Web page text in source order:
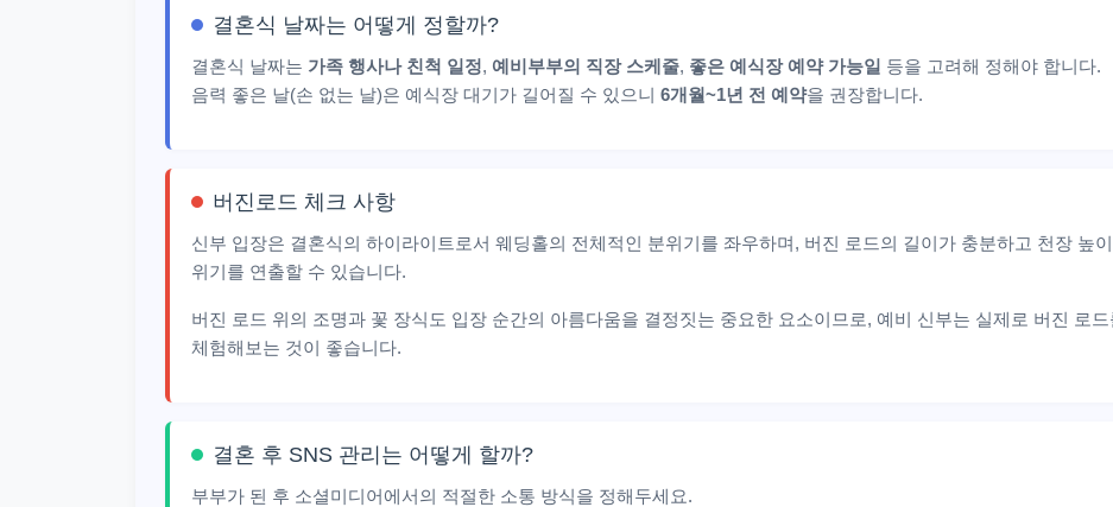
결혼식 날짜는 어떻게 정할까?
결혼식 날짜는 가족 행사나 친척 일정, 예비부부의 직장 스케줄, 좋은 예식장 예약 가능일 등을 고려해 정해야 합니다.
음력 좋은 날(손 없는 날)은 예식장 대기가 길어질 수 있으니 6개월~1년 전 예약을 권장합니다.
버진로드 체크 사항
신부 입장은 결혼식의 하이라이트로서 웨딩홀의 전체적인 분위기를 좌우하며, 버진 로드의 길이가 충분하고 천장 높
위기를 연출할 수 있습니다.
버진 로드 위의 조명과 꽃 장식도 입장 순간의 아름다움을 결정짓는 중요한 요소이므로, 예비 신부는 실제로 버진 로
체험해보는 것이 좋습니다.
결혼 후 SNS 관리는 어떻게 할까?
부부가 된 후 소셜미디어에서의 적절한 소통 방식을 정해두세요.